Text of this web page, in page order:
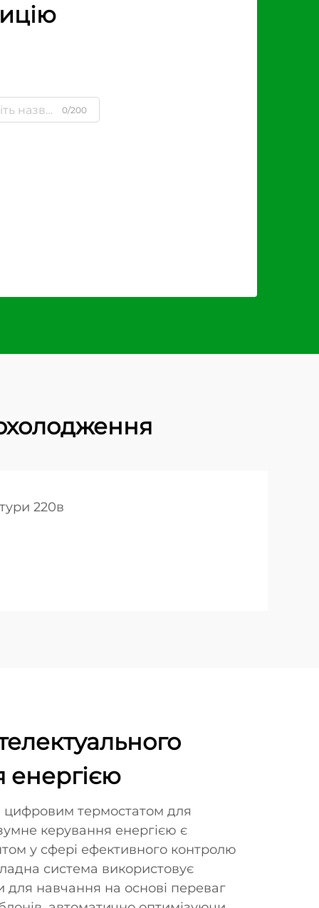
0/200
220в
енергією
термостатом для
керування енергією є
у сфері ефективного контролю
система використовує
для навчання на основі переваг